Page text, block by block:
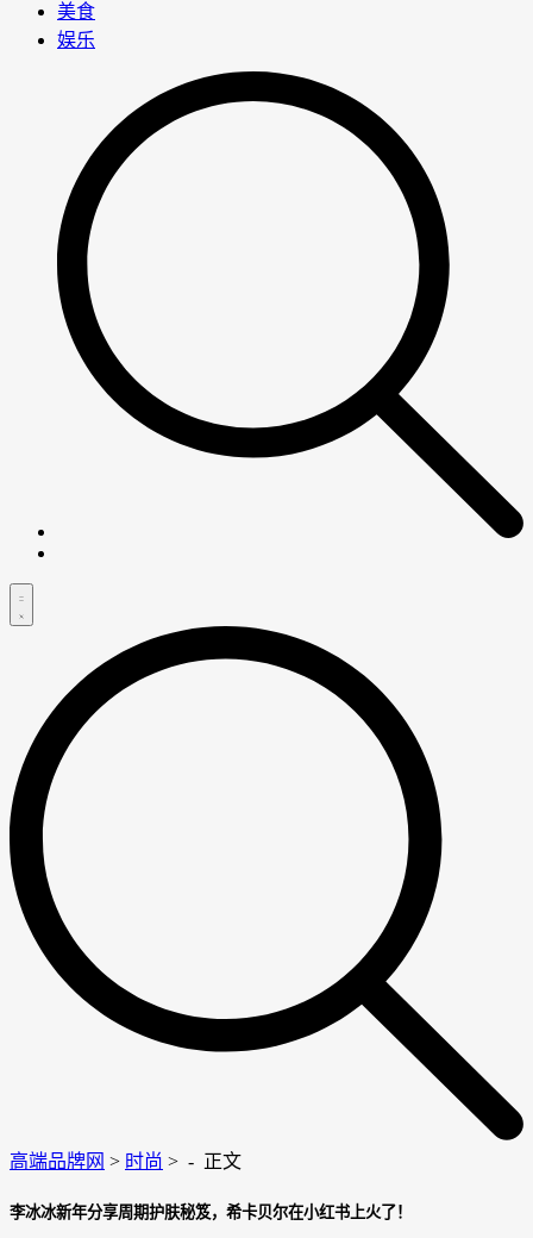
美食
娱乐
高端品牌网 > 时尚 > - 正文
李冰冰新年分享周期护肤秘笈，希卡贝尔在小红书上火了！